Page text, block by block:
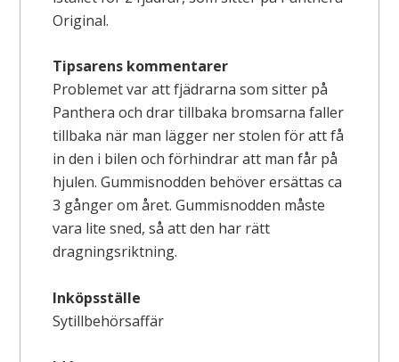
Original.
Tipsarens kommentarer
Problemet var att fjädrarna som sitter på
Panthera och drar tillbaka bromsarna faller
tillbaka när man lägger ner stolen för att få
in den i bilen och förhindrar att man får på
hjulen. Gummisnodden behöver ersättas ca
3 gånger om året. Gummisnodden måste
vara lite sned, så att den har rätt
dragningsriktning.
Inköpsställe
Sytillbehörsaffär